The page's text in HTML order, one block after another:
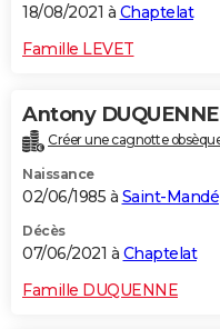
18/08/2021 à Chaptelat
Famille LEVET
Antony DUQUENNE
Créer une cagnotte
Naissance
02/06/1985 à Saint-Mandé
Décès
07/06/2021 à Chaptelat
Famille DUQUENNE